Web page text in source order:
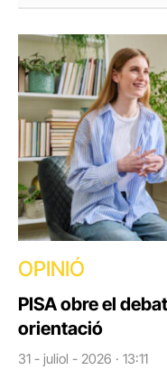
OPINIÓ
PISA obre el
orientació
31 - juliol - 2026 · 13:11